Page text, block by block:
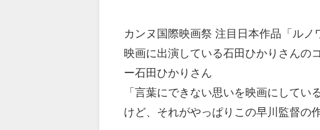
カンヌ国際映画祭 注目日本作品「ルノ
映画に出演している石田ひかりさんの
ー石田ひかりさん
「言葉にできない思いを映画にして
けど、それがやっぱりこの早川監督の